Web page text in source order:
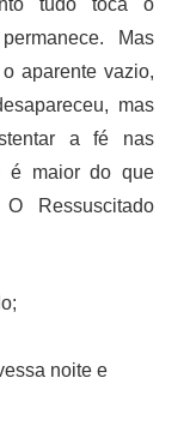
tudo toca o
Mas
aparente vazio,
mas
a fé nas
é maior do que
Ressuscitado
noite e